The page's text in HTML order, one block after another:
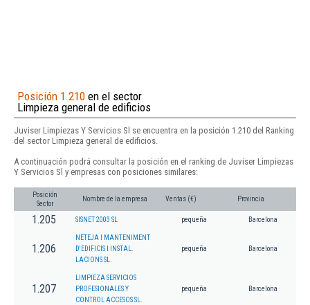
Posición 1.210 en el sector
Limpieza general de edificios
Juviser Limpiezas Y Servicios Sl se encuentra en la posición 1.210 del Ranking
del sector Limpieza general de edificios.
A continuación podrá consultar la posición en el ranking de Juviser Limpiezas
Y Servicios Sl y empresas con posiciones similares:
Posición
Sector
Nombre de la empresa Ventas (€) Provincia
1.205 SISNET 2003 SL pequeña Barcelona
1.206
NETEJA I MANTENIMENT
D'EDIFICIS I INSTAL.
LACIONS SL.
pequeña Barcelona
1.207
LIMPIEZA SERVICIOS
PROFESIONALES Y
CONTROL ACCESOS SL.
pequeña Barcelona